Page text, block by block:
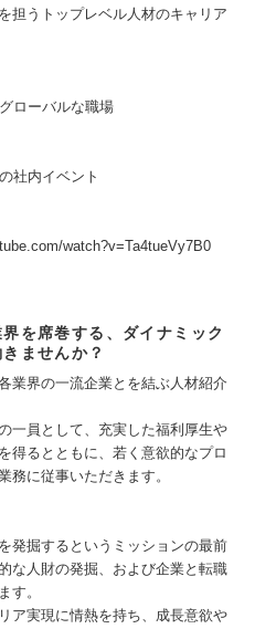
担うトップレベル人材のキャリア
ローバルな職場
社内イベント
watch?v=Ta4tueVy7B0
を席巻する、ダイナミック
ませんか？
業界の一流企業とを結ぶ人材紹介
一員として、充実した福利厚生や
得るとともに、若く意欲的なプロ
務に従事いただきます。
発掘するというミッションの最前
な人財の発掘、および企業と転職
す。
ア実現に情熱を持ち、成長意欲や